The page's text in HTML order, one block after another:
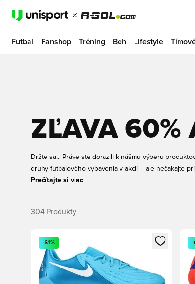
Futbal Fanshop Tréning Beh Lifestyle
ZĽAVA 60%
Držte sa... Práve ste dorazili k nášmu výberu
druhy futbalového vybavenia v akcii – ale nečakajte
môžu zmiznúť mihnutím oka. Prezrite si náš sortiment
Prečítajte si viac
304 Produkty
Otvorí modál na prihlásenie alebo registráciu
-61% -